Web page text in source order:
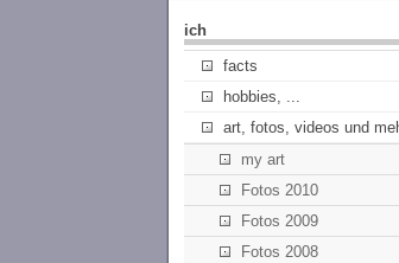
ich
facts
hobbies, ...
art, fotos, videos und
my art
Fotos 2010
Fotos 2009
Fotos 2008